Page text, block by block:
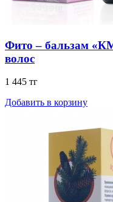
Фито – бальзам
волос
1 445 тг
Добавить в корзину